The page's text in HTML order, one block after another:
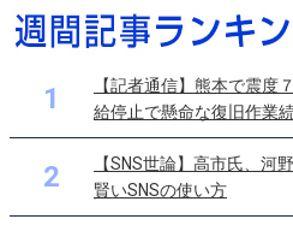
1
【記者通信】熊本で震度
給停止で懸命な復旧作業続
2
【SNS世論】高市氏、
賢いSNSの使い方